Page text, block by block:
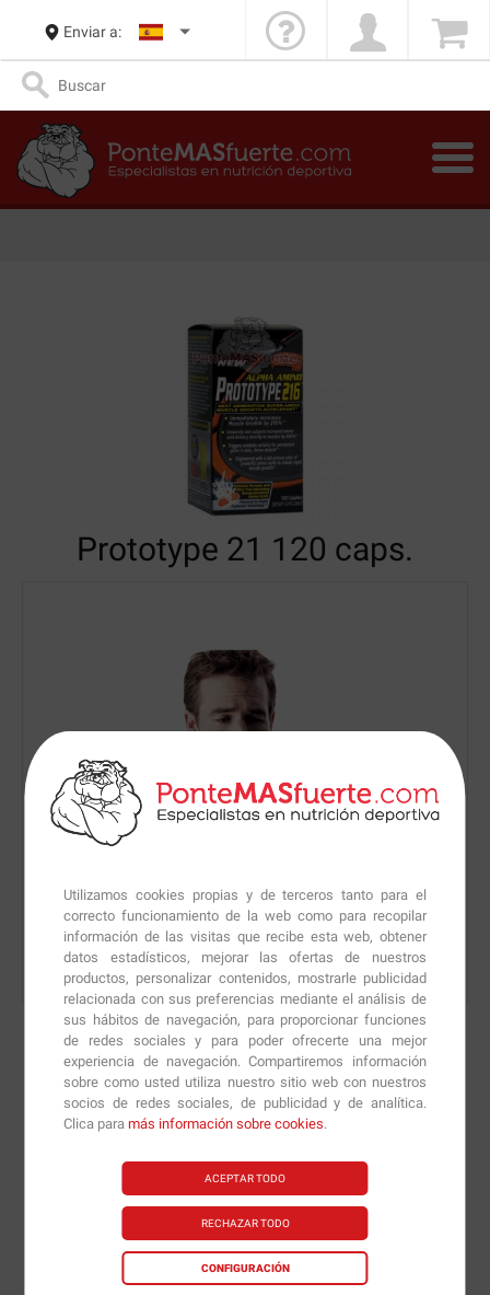
Utilizamos cookies propias y de terceros tanto para el
correcto funcionamiento de la web como para recopilar
información de las visitas que recibe esta web, obtener
datos estadísticos, mejorar las ofertas de nuestros
productos, personalizar contenidos, mostrarle publicidad
relacionada con sus preferencias mediante el análisis de
sus hábitos de navegación, para proporcionar funciones
de redes sociales y para poder ofrecerte una mejor
experiencia de navegación. Compartiremos información
sobre como usted utiliza nuestro sitio web con nuestros
socios de redes sociales, de publicidad y de analítica.
Clica paramás información sobre cookies.
ACEPTAR TODO
RECHAZAR TODO
CONFIGURACIÓN
Enviar a:
Prototype 21 120 caps.
Nuevas versiones y
recomendaciones de
nuestros nutricionistas.